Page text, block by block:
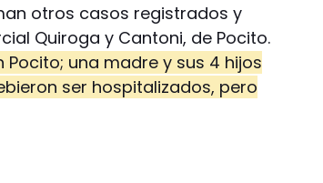
otros casos registrados y
Quiroga y Cantoni, de Pocito.
una madre y sus 4 hijos
ser hospitalizados, pero